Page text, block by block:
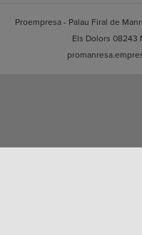
Proempresa - Palau Firal de
Els Dolors 08243